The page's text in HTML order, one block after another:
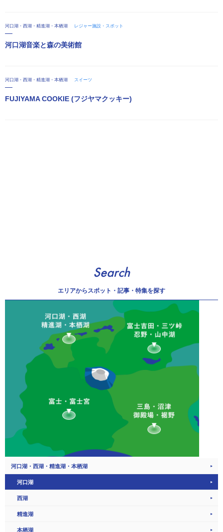
河口湖・西湖・精進湖・本栖湖 レジャー施設・スポット
河口湖音楽と森の美術館
河口湖・西湖・精進湖・本栖湖 スイーツ
FUJIYAMA COOKIE (フジヤマクッキー)
Search
エリアからスポット・記事・特集を探す
河口湖・西湖・精進湖・本栖湖
河口湖
西湖
精進湖
本栖湖